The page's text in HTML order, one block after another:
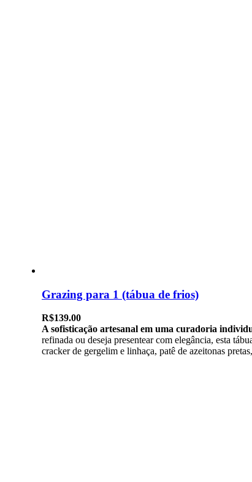
Grazing para 1 (tábua de frios)
R$139.00
A sofisticação artesanal em uma curadoria
refinada ou deseja presentear com elegância, esta
cracker de gergelim e linhaça, patê de azeitonas